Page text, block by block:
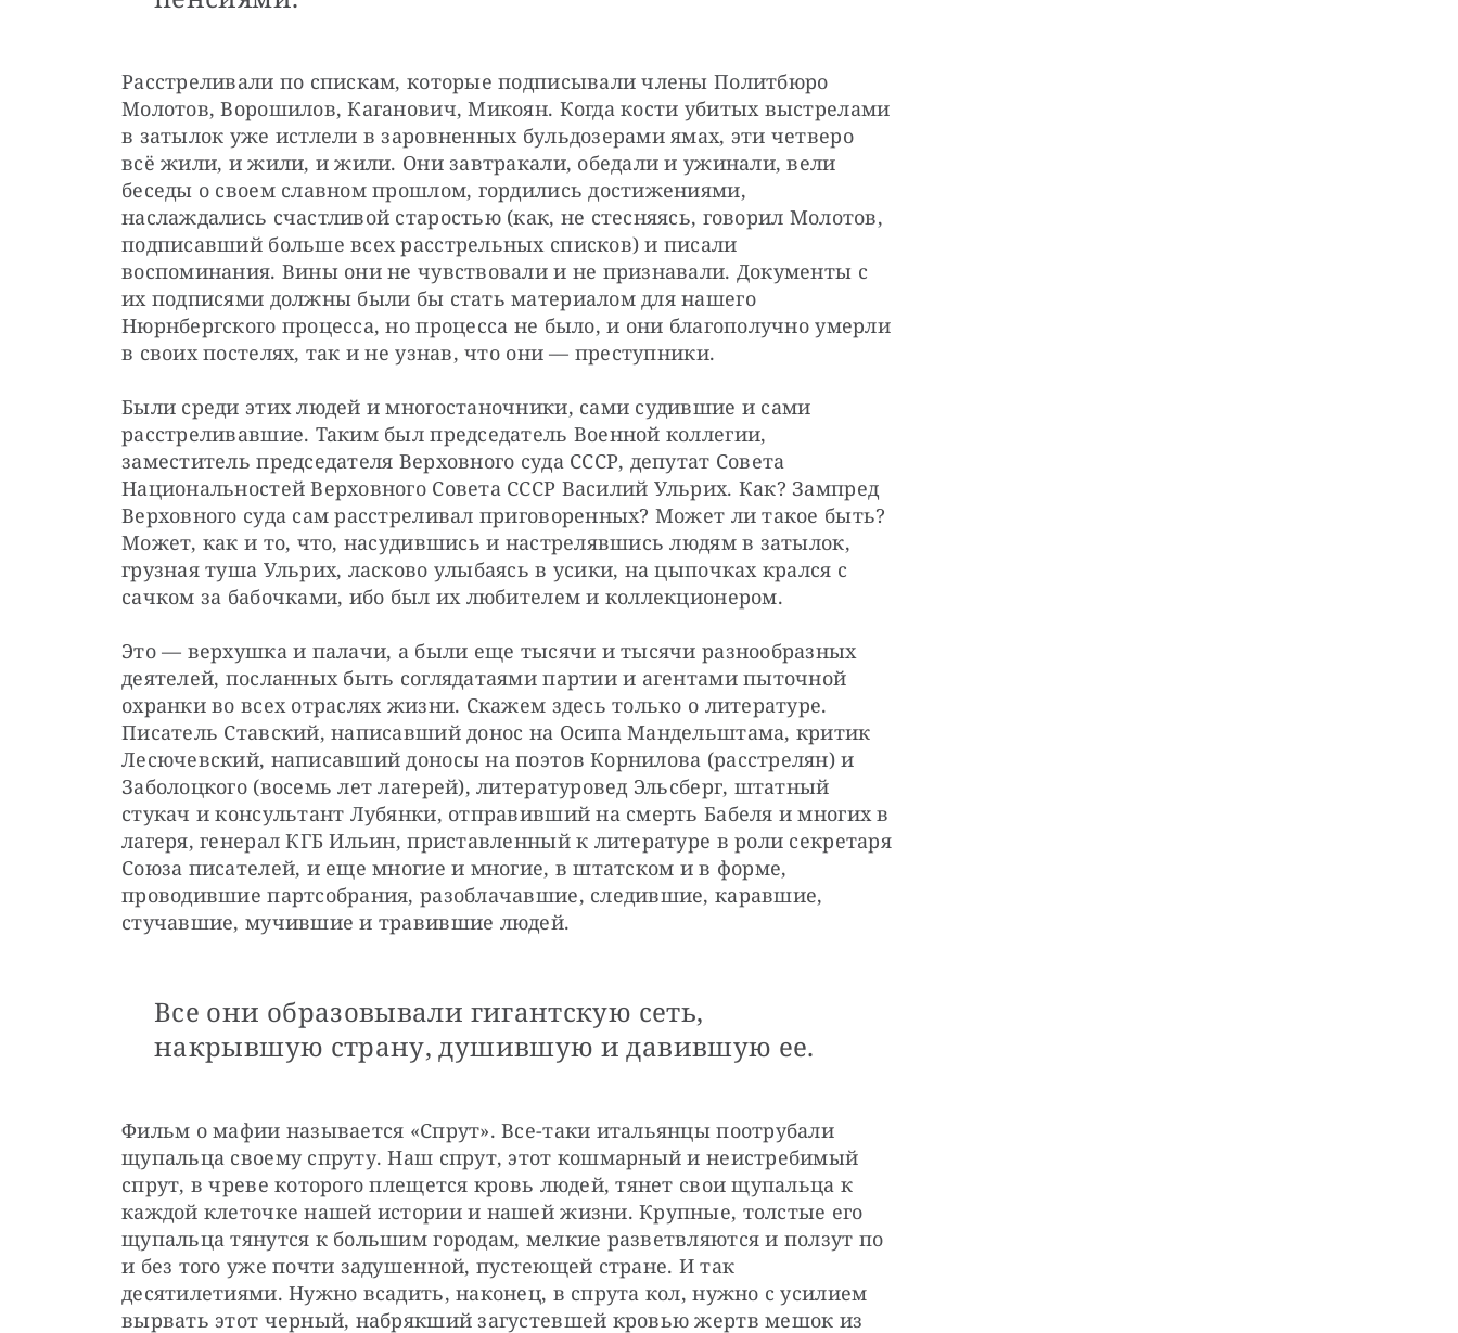
Расстреливали по спискам, которые подписывали члены Политбюро
Молотов, Ворошилов, Каганович, Микоян. Когда кости убитых выстрелами
в затылок уже истлели в заровненных бульдозерами ямах, эти четверо
всё жили, и жили, и жили. Они завтракали, обедали и ужинали, вели
беседы о своем славном прошлом, гордились достижениями,
наслаждались счастливой старостью (как, не стесняясь, говорил Молотов,
подписавший больше всех расстрельных списков) и писали
воспоминания. Вины они не чувствовали и не признавали. Документы с
их подписями должны были бы стать материалом для нашего
Нюрнбергского процесса, но процесса не было, и они благополучно умерли
в своих постелях, так и не узнав, что они — ​преступники.
Были среди этих людей и многостаночники, сами судившие и сами
расстреливавшие. Таким был председатель Военной коллегии,
заместитель председателя Верховного суда СССР, депутат Совета
Национальностей Верховного Совета СССР Василий Ульрих. Как? Зампред
Верховного суда сам расстреливал приговоренных? Может ли такое быть?
Может, как и то, что, насудившись и настрелявшись людям в затылок,
грузная туша Ульрих, ласково улыбаясь в усики, на цыпочках крался с
сачком за бабочками, ибо был их любителем и коллекционером.
Это — ​верхушка и палачи, а были еще тысячи и тысячи разнообразных
деятелей, посланных быть соглядатаями партии и агентами пыточной
охранки во всех отраслях жизни. Скажем здесь только о литературе.
Писатель Ставский, написавший донос на Осипа Мандельштама, критик
Лесючевский, написавший доносы на поэтов Корнилова (расстрелян) и
Заболоцкого (восемь лет лагерей), литературовед Эльсберг, штатный
стукач и консультант Лубянки, отправивший на смерть Бабеля и многих в
лагеря, генерал КГБ Ильин, приставленный к литературе в роли секретаря
Союза писателей, и еще многие и многие, в штатском и в форме,
проводившие партсобрания, разоблачавшие, следившие, каравшие,
стучавшие, мучившие и травившие людей.
Все они образовывали гигантскую сеть,
накрывшую страну, душившую и давившую ее.
Фильм о мафии называется «Спрут». Все-таки итальянцы поотрубали
щупальца своему спруту. Наш спрут, этот кошмарный и неистребимый
спрут, в чреве которого плещется кровь людей, тянет свои щупальца к
каждой клеточке нашей истории и нашей жизни. Крупные, толстые его
щупальца тянутся к большим городам, мелкие разветвляются и ползут по
и без того уже почти задушенной, пустеющей стране. И так
десятилетиями. Нужно всадить, наконец, в спрута кол, нужно с усилием
вырвать этот черный, набрякший загустевшей кровью жертв мешок из